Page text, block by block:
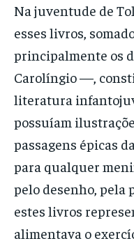
Na juventude de
esses livros,
principalmente os
Carolíngio —,
literatura
possuíam
passagens épicas
para qualquer
pelo desenho, pela
estes livros
alimentava o